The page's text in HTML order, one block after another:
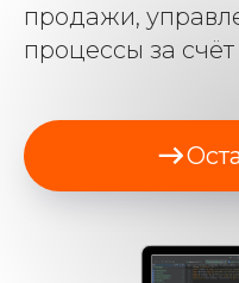
продажи,
процессы за